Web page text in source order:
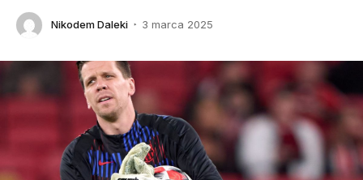
Nikodem Daleki 3 marca 2025